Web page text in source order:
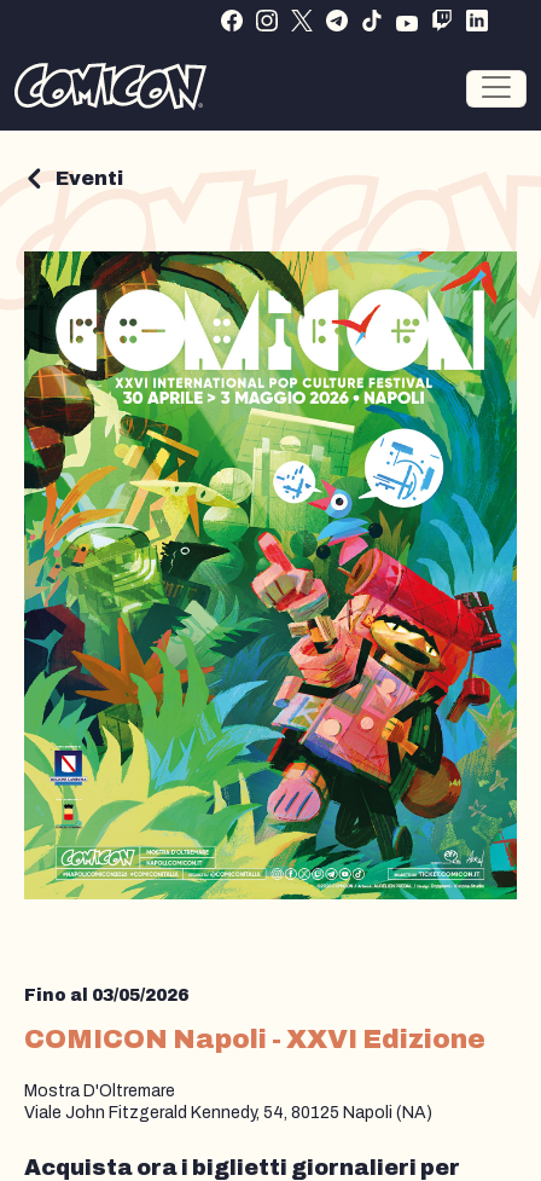
Chi siamo
Regolamenti
Termini e condizioni di vendita
Swap
Area Personale
Eventi
Fino al 03/05/2026
COMICON Napoli - XXVI Edizione
Mostra D'Oltremare
Viale John Fitzgerald Kennedy, 54, 80125 Napoli (NA)
Acquista ora i biglietti giornalieri per